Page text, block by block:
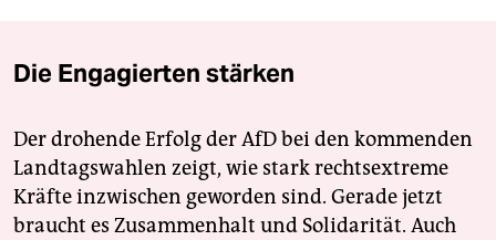
Die Engagierten stärken
Der drohende Erfolg der AfD bei den kommenden
Landtagswahlen zeigt, wie stark rechtsextreme
Kräfte inzwischen geworden sind. Gerade jetzt
braucht es Zusammenhalt und Solidarität. Auch